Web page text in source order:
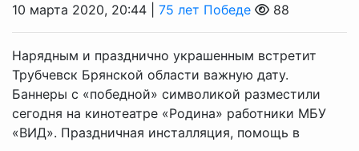
10 марта 2020, 20:44 | 75 лет Победе 88
Нарядным и празднично украшенным встретит
Трубчевск Брянской области важную дату.
Баннеры с «победной» символикой разместили
сегодня на кинотеатре «Родина» работники МБУ
«ВИД». Праздничная инсталляция, помощь в